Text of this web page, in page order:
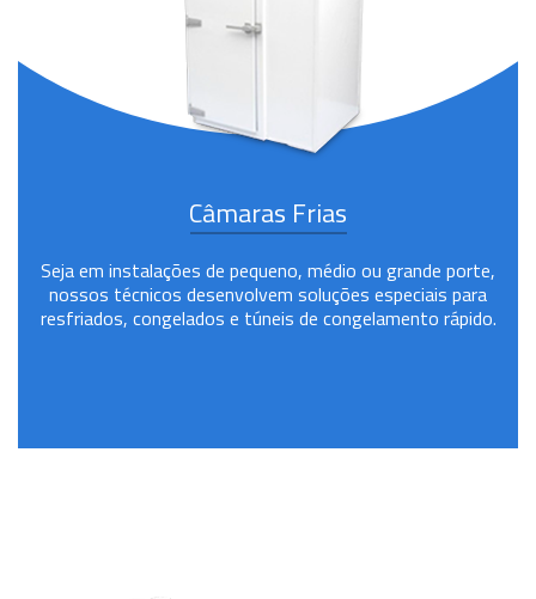
Câmaras Frias
Seja em instalações de pequeno, médio ou grande porte,
nossos técnicos desenvolvem soluções especiais para
resfriados, congelados e túneis de congelamento rápido.